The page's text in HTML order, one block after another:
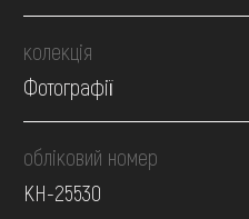
колекція
Фотографії
обліковий номер
КН-25530